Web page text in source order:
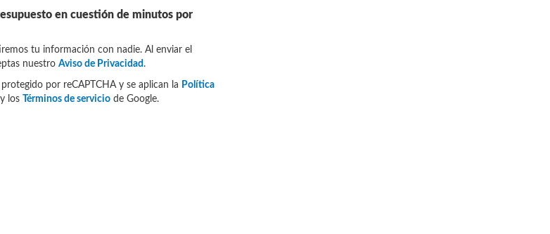
en cuestión de minutos por
tu información con nadie. Al enviar el
nuestro Aviso de Privacidad .
por reCAPTCHA y se aplican la Política
y los Términos de serviciode Google.